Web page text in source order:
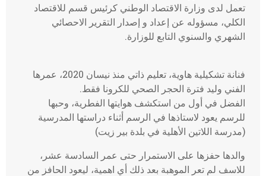
تعمل لدى وزارة الاقتصاد الوطني كرئيس قسم للاقتصاد
الكلي، مسؤوله عن إعداد و إصدار التقرير الاحصائي
الشهري والسنوي التابع للوزارة.
فنانة تشكيلية هاوية، تعليم ذاتي منذ نيسان 2020، عمرها
الفني وليد فترة الحجر الصحي للكرونا فقط.
الفضل في أول من استكشف هوايتها الفطرية، وحبها
للرسم يعود لاستاذها في الرسم أثناء دراستها المدرسية
(مدرسة اللاتين الأهلية في بلدة بير زيت)
والدها حفزها على الاستمرار حتى عمر السادسة عشر،
للاسف لم تعر الموهبة بعد ذلك أي اهمية، ليعود الحافز من